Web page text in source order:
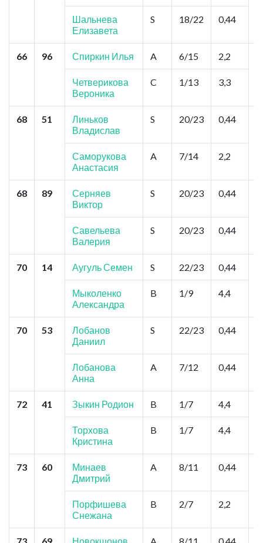
Шальнева
Елизавета
S 18/22 0,44
66 96 Спиркин Илья A 6/15 2,2
Четверикова
Вероника
C 1/13 3,3
68 51
Линьков
Владислав
S 20/23 0,44
Саморукова
Анастасия
A 7/14 2,2
68 89
Серняев
Виктор
S 20/23 0,44
Савельева
Валерия
S 20/23 0,44
70 14 Аугуль Семен S 22/23 0,44
Мыколенко
Александра
B 1/9 4,4
70 53
Лобанов
Даниил
S 22/23 0,44
Лобанова
Анна
A 7/12 0,44
72 41 Зыкин Родион B 1/7 4,4
Торхова
Кристина
B 1/7 4,4
73 60
Минаев
Дмитрий
A 8/11 0,44
Порфишева
Снежана
B 2/7 2,2